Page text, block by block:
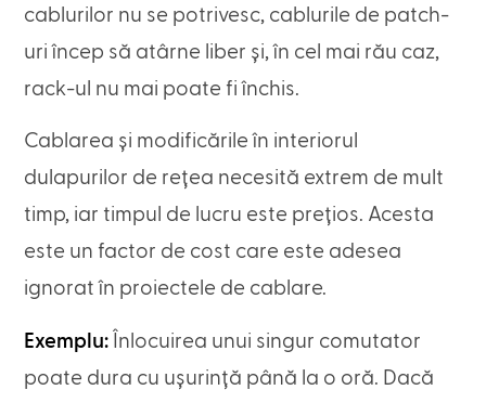
cablurilor nu se potrivesc, cablurile de patch-
uri încep să atârne liber și, în cel mai rău caz,
rack-ul nu mai poate fi închis.
Cablarea și modificările în interiorul
dulapurilor de rețea necesită extrem de mult
timp, iar timpul de lucru este prețios. Acesta
este un factor de cost care este adesea
ignorat în proiectele de cablare.
Exemplu: Înlocuirea unui singur comutator
poate dura cu ușurință până la o oră. Dacă